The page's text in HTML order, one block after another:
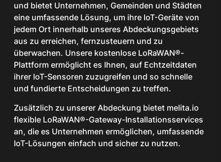
und bietet Unternehmen, Gemeinden und Städten
eine umfassende Lösung, um ihre IoT-Geräte von
jedem Ort innerhalb unseres Abdeckungsgebiets
aus zu erreichen, fernzusteuern und zu
überwachen. Unsere kostenlose LoRaWAN®-
Plattform ermöglicht es Ihnen, auf Echtzeitdaten
ihrer IoT-Sensoren zuzugreifen und so schnelle
und fundierte Entscheidungen zu treffen.
Zusätzlich zu unserer Abdeckung bietet melita.io
flexible LoRaWAN®-Gateway-Installationsservices
an, die es Unternehmen ermöglichen, umfassende
IoT-Lösungen einfach und sicher zu nutzen.